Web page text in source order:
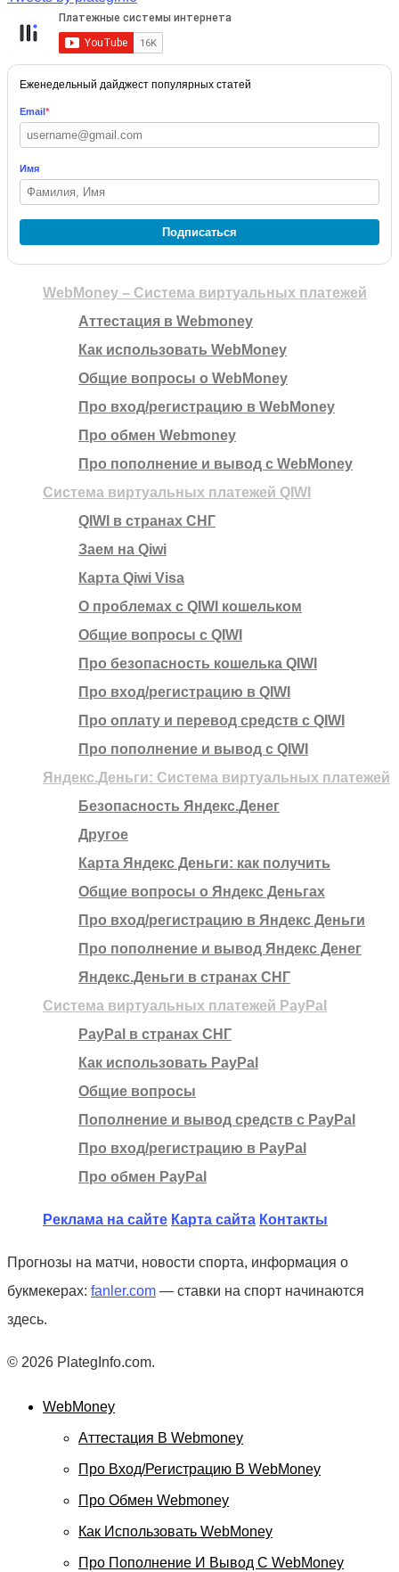
Еженедельный дайджест популярных статей
Email*
Имя
Подписаться
WebMoney – Система виртуальных платежей
Аттестация в Webmoney
Как использовать WebMoney
Общие вопросы о WebMoney
Про вход/регистрацию в WebMoney
Про обмен Webmoney
Про пополнение и вывод с WebMoney
Система виртуальных платежей QIWI
QIWI в странах СНГ
Заем на Qiwi
Карта Qiwi Visa
О проблемах с QIWI кошельком
Общие вопросы с QIWI
Про безопасность кошелька QIWI
Про вход/регистрацию в QIWI
Про оплату и перевод средств c QIWI
Про пополнение и вывод с QIWI
Яндекс.Деньги: Система виртуальных платежей
Безопасность Яндекс.Денег
Другое
Карта Яндекс Деньги: как получить
Общие вопросы о Яндекс Деньгах
Про вход/регистрацию в Яндекс Деньги
Про пополнение и вывод Яндекс Денег
Яндекс.Деньги в странах СНГ
Система виртуальных платежей PayPal
PayPal в странах СНГ
Как использовать PayPal
Общие вопросы
Пополнение и вывод средств с PayPal
Про вход/регистрацию в PayPal
Про обмен PayPal
Реклама на сайте Карта сайта Контакты
Прогнозы на матчи, новости спорта, информация о
букмекерах: fanler.com — ставки на спорт начинаются
здесь.
© 2026 PlategInfo.com.
WebMoney
Аттестация В Webmoney
Про Вход/регистрацию В WebMoney
Про Обмен Webmoney
Как Использовать WebMoney
Про Пополнение И Вывод С WebMoney